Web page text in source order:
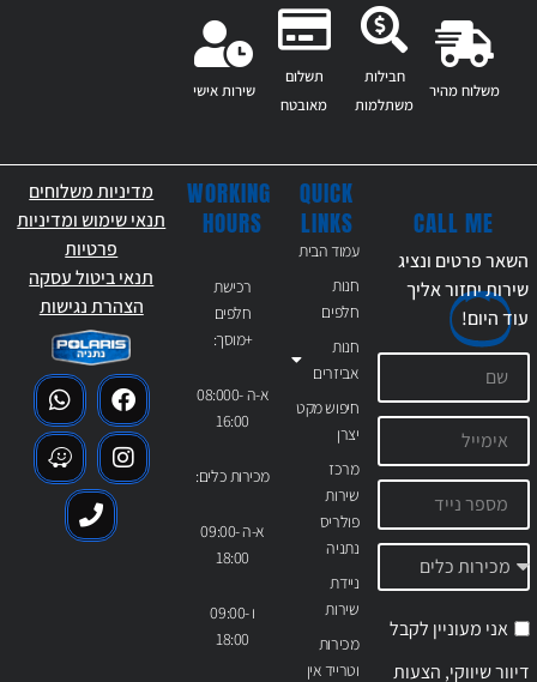
משלוח מהיר
חבילות
משתלמות
תשלום
מאובטח
שירות אישי
QUICK
LINKS
עמוד הבית
חנות
חלפים
חנות
אביזרים
חיפוש מקט
יצרן
מרכז
שירות
פולריס
נתניה
ניידת
שירות
מכירות
וטרייד אין
WORKING
HOURS
רכישת
חלפים
+מוסך:
א-ה 08:000-
16:00
מכירות כלים:
א-ה 09:00-
18:00
ו 09:00-
18:00
CALL ME
השאר פרטים ונציג
שירות יחזור אליך
עודהיום!
אני מעוניין לקבל
דיוור שיווקי, הצעות
מדיניות משלוחים
תנאי שימוש ומדיניות
פרטיות
תנאי ביטול עסקה
הצהרת נגישות